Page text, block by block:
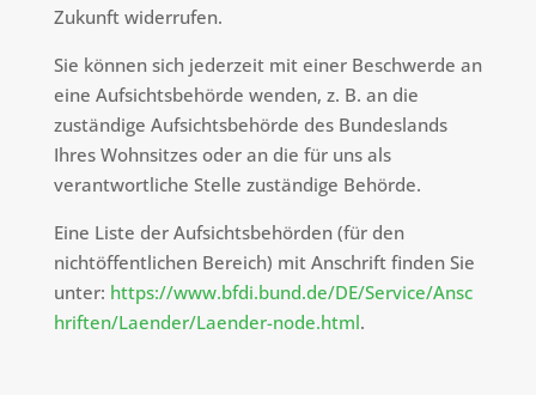
Zukunft widerrufen.
Sie können sich jederzeit mit einer Beschwerde an
eine Aufsichtsbehörde wenden, z. B. an die
zuständige Aufsichtsbehörde des Bundeslands
Ihres Wohnsitzes oder an die für uns als
verantwortliche Stelle zuständige Behörde.
Eine Liste der Aufsichtsbehörden (für den
nichtöffentlichen Bereich) mit Anschrift finden Sie
unter: https://www.bfdi.bund.de/DE/Service/Ansc
hriften/Laender/Laender-node.html.